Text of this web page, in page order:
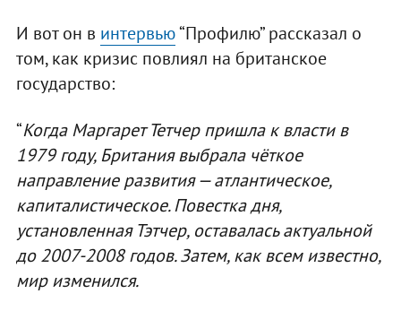
И вот он в интервью“Профилю” рассказал о
том, как кризис повлиял на британское
государство:
“Когда Маргарет Тетчер пришла к власти в
1979 году, Британия выбрала чёткое
направление развития — атлантическое,
капиталистическое. Повестка дня,
установленная Тэтчер, оставалась актуальной
до 2007-2008 годов. Затем, как всем известно,
мир изменился.